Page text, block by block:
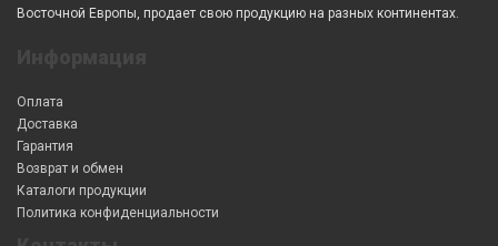
Восточной Европы, продает свою продукцию на разных континентах.
Оплата
Доставка
Гарантия
Возврат и обмен
Каталоги продукции
Политика конфиденциальности